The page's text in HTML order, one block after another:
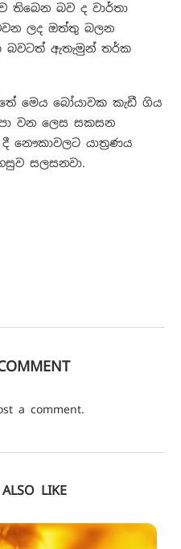
බව ද වාර්තා
ලද ඔත්තු බලන
බවටත් ඇතැමුන් තර්ක
මෙය බෝයාවක කැඩී ගිය
වන ලෙස සකසන
නෞකාවලට යාත්‍රණය
සලසනවා.
a comment.
LIKE